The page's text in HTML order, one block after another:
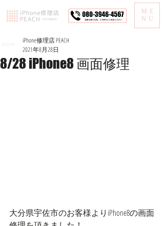
ME
NU
8/28 iPhone8 画面修理
iPhone修理店 PEACH
2021年8月28日
大分県宇佐市のお客様よりiPhone8の画面